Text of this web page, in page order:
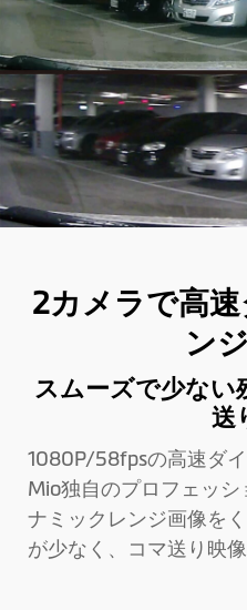
2カメラで高
ン
スムーズで少ない
送
1080P/58fpsの高速ダ
Mio独自のプロフェッ
ナミックレンジ画像を
が少なく、コマ送り映